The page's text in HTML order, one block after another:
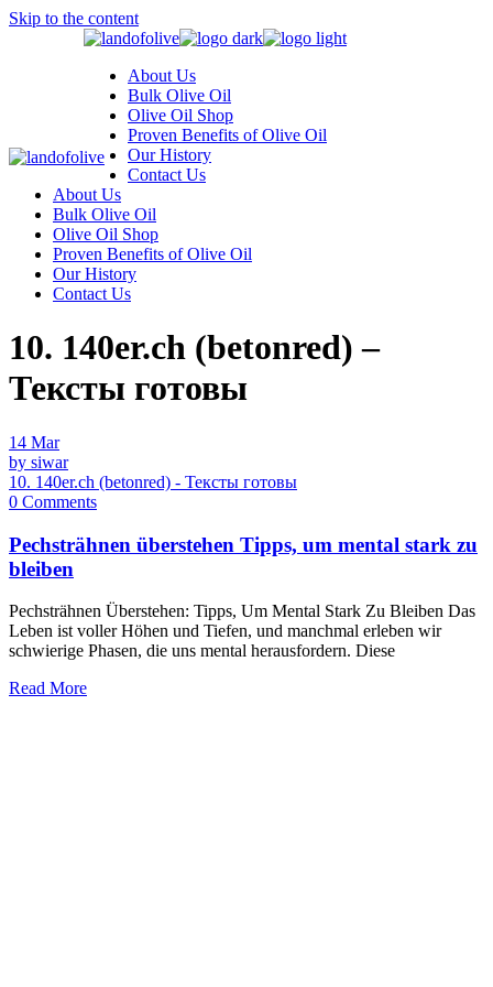
Skip to the content
About Us
Bulk Olive Oil
Olive Oil Shop
Proven Benefits of Olive Oil
Our History
Contact Us
About Us
Bulk Olive Oil
Olive Oil Shop
Proven Benefits of Olive Oil
Our History
Contact Us
10. 140er.ch (betonred) –
Тексты готовы
14 Mar
by siwar
10. 140er.ch (betonred) - Тексты готовы
0 Comments
Pechsträhnen überstehen Tipps, um mental stark zu
bleiben
Pechsträhnen Überstehen: Tipps, Um Mental Stark Zu Bleiben Das
Leben ist voller Höhen und Tiefen, und manchmal erleben wir
schwierige Phasen, die uns mental herausfordern. Diese
Read More